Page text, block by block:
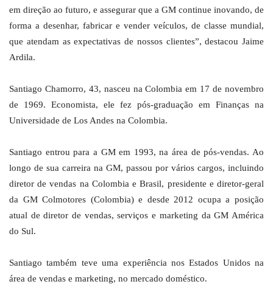
em direção ao futuro, e assegurar que a GM continue inovando, de
forma a desenhar, fabricar e vender veículos, de classe mundial,
que atendam as expectativas de nossos clientes”, destacou Jaime
Ardila.
Santiago Chamorro, 43, nasceu na Colombia em 17 de novembro
de 1969. Economista, ele fez pós-graduação em Finanças na
Universidade de Los Andes na Colombia.
Santiago entrou para a GM em 1993, na área de pós-vendas. Ao
longo de sua carreira na GM, passou por vários cargos, incluindo
diretor de vendas na Colombia e Brasil, presidente e diretor-geral
da GM Colmotores (Colombia) e desde 2012 ocupa a posição
atual de diretor de vendas, serviços e marketing da GM América
do Sul.
Santiago também teve uma experiência nos Estados Unidos na
área de vendas e marketing, no mercado doméstico.